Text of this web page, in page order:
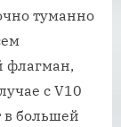
туманно
флагман,
с V10
в большей